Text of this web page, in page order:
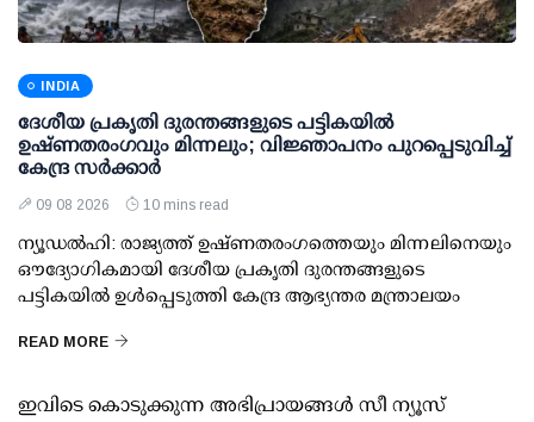
INDIA
ദേശീയ പ്രകൃതി ദുരന്തങ്ങളുടെ പട്ടികയില്‍
ഉഷ്ണതരംഗവും മിന്നലും; വിജ്ഞാപനം പുറപ്പെടുവിച്ച്
കേന്ദ്ര സര്‍ക്കാര്‍
09 08 2026 10 mins read
ന്യൂഡല്‍ഹി: രാജ്യത്ത് ഉഷ്ണതരംഗത്തെയും മിന്നലിനെയും
ഔദ്യോഗികമായി ദേശീയ പ്രകൃതി ദുരന്തങ്ങളുടെ
പട്ടികയില്‍ ഉള്‍പ്പെടുത്തി കേന്ദ്ര ആഭ്യന്തര മന്ത്രാലയം
READ MORE
ഇവിടെ കൊടുക്കുന്ന അഭിപ്രായങ്ങള്‍ സീ ന്യൂസ്